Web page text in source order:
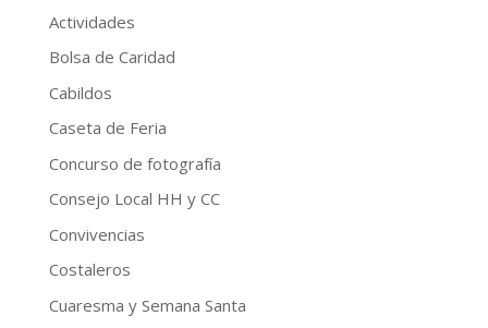
Actividades
Bolsa de Caridad
Cabildos
Caseta de Feria
Concurso de fotografía
Consejo Local HH y CC
Convivencias
Costaleros
Cuaresma y Semana Santa